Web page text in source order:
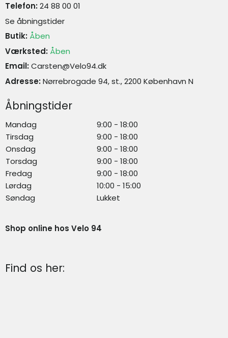
Telefon: 24 88 00 01
Se åbningstider
Butik: Åben
Værksted: Åben
Email: Carsten@Velo94.dk
Adresse: Nørrebrogade 94, st., 2200 København N
Åbningstider
Mandag
9:00 - 18:00
Tirsdag
9:00 - 18:00
Onsdag
9:00 - 18:00
Torsdag
9:00 - 18:00
Fredag
9:00 - 18:00
Lørdag
10:00 - 15:00
Søndag
Lukket
Shop online hos Velo 94
Find os her: